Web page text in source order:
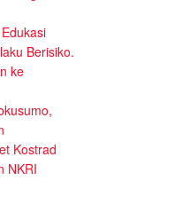
Berisiko.
ke
Kostrad
NKRI